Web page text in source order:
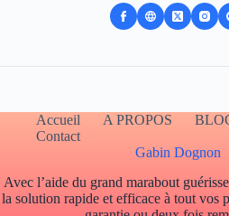
Accueil A PROPOS
Contact
Gabin Dognon
Avec l’aide du grand marabout
la solution rapide et efficace à tout vos